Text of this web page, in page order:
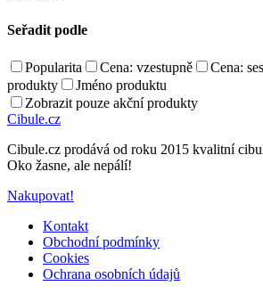
Seřadit podle
Popularita Cena: vzestupně Cena:
produkty
Jméno produktu
Zobrazit pouze akční produkty
Cibule.cz
Cibule.cz prodává od roku 2015 kvalitní
Oko žasne, ale nepálí!
Nakupovat!
Kontakt
Obchodní podmínky
Cookies
Ochrana osobních údajů